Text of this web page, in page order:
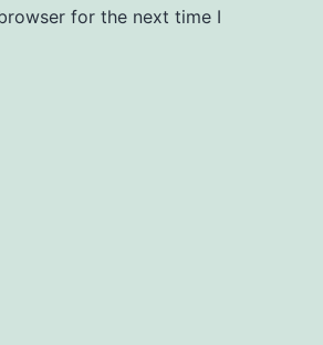
for the next time I